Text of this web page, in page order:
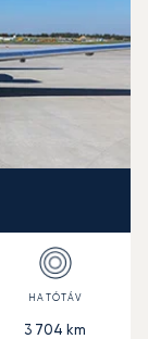
3 704 km